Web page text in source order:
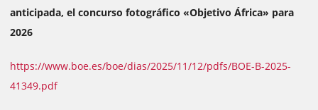
anticipada, el concurso fotográfico «Objetivo África» para
2026
https://www.boe.es/boe/dias/2025/11/12/pdfs/BOE-B-2025-
41349.pdf